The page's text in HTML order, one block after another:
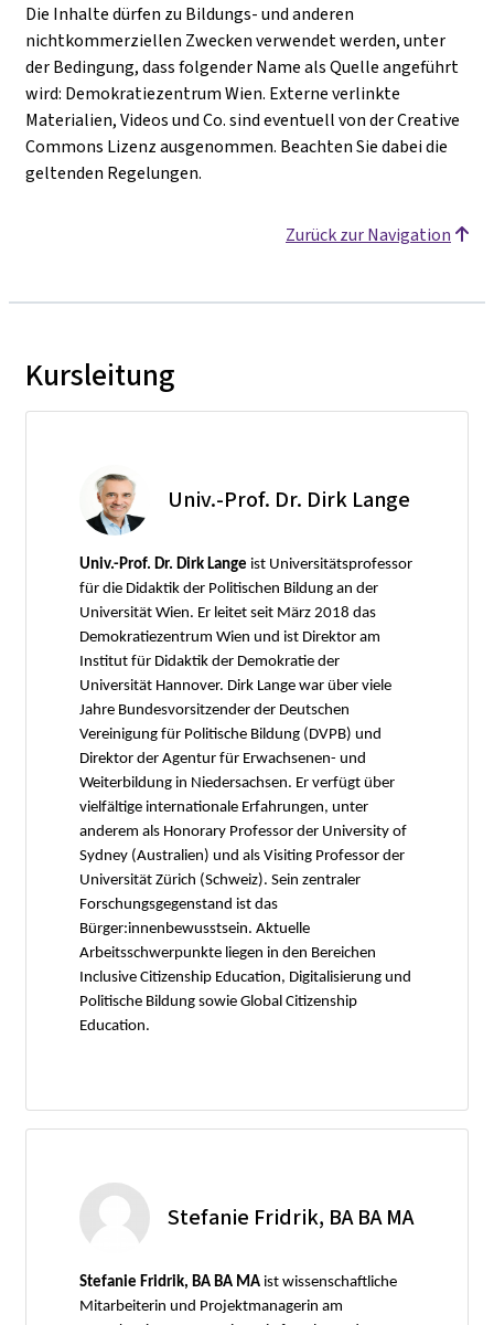
Die Inhalte dürfen zu Bildungs- und anderen
nichtkommerziellen Zwecken verwendet werden, unter
der Bedingung, dass folgender Name als Quelle angeführt
wird: Demokratiezentrum Wien. Externe verlinkte
Materialien, Videos und Co. sind eventuell von der Creative
Commons Lizenz ausgenommen. Beachten Sie dabei die
geltenden Regelungen.
Zurück zur Navigation
Kursleitung
Univ.-Prof. Dr. Dirk Lange
Univ.-Prof. Dr. Dirk Lange ist Universitätsprofessor
für die Didaktik der Politischen Bildung an der
Universität Wien. Er leitet seit März 2018 das
Demokratiezentrum Wien und ist Direktor am
Institut für Didaktik der Demokratie der
Universität Hannover. Dirk Lange war über viele
Jahre Bundesvorsitzender der Deutschen
Vereinigung für Politische Bildung (DVPB) und
Direktor der Agentur für Erwachsenen- und
Weiterbildung in Niedersachsen. Er verfügt über
vielfältige internationale Erfahrungen, unter
anderem als Honorary Professor der University of
Sydney (Australien) und als Visiting Professor der
Universität Zürich (Schweiz). Sein zentraler
Forschungsgegenstand ist das
Bürger:innenbewusstsein. Aktuelle
Arbeitsschwerpunkte liegen in den Bereichen
Inclusive Citizenship Education, Digitalisierung und
Politische Bildung sowie Global Citizenship
Education.
Stefanie Fridrik, BA BA MA
Stefanie Fridrik, BA BA MA ist wissenschaftliche
Mitarbeiterin und Projektmanagerin am